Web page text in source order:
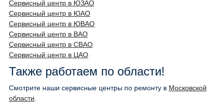
Сервисный центр в ЮЗАО
Сервисный центр в ЮАО
Сервисный центр в ЮВАО
Сервисный центр в ВАО
Сервисный центр в СВАО
Сервисный центр в ЦАО
Также работаем по области!
Смотрите наши сервисные центры по ремонту в Московской
области